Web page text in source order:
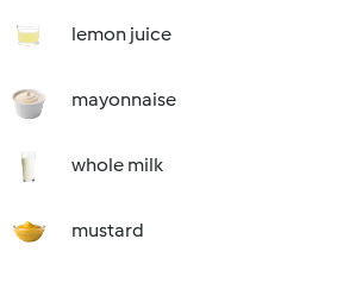
lemon juice
mayonnaise
whole milk
mustard